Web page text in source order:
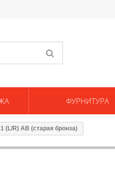
ФУРНИТУРА
(L/R) AB (старая бронза)